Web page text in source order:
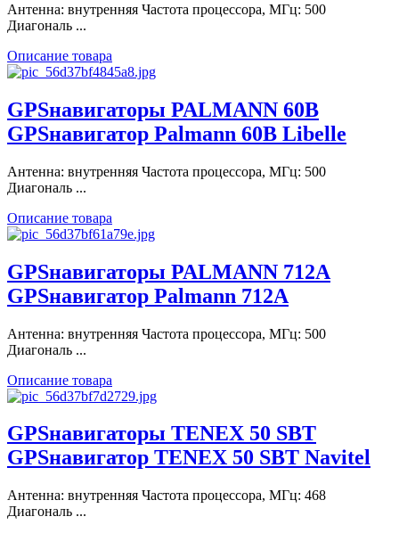
Антенна: внутренняя Частота процессора, МГц: 500
Диагональ ...
Описание товара
GPSнавигаторы PALMANN 60B
GPSнавигатор Palmann 60B Libelle
Антенна: внутренняя Частота процессора, МГц: 500
Диагональ ...
Описание товара
GPSнавигаторы PALMANN 712A
GPSнавигатор Palmann 712A
Антенна: внутренняя Частота процессора, МГц: 500
Диагональ ...
Описание товара
GPSнавигаторы TENEX 50 SBT
GPSнавигатор TENEX 50 SBT Navitel
Антенна: внутренняя Частота процессора, МГц: 468
Диагональ ...